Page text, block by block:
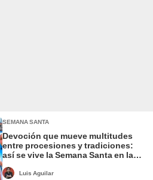
SEMANA SANTA
Devoción que mueve multitudes
entre procesiones y tradiciones:
así se vive la Semana Santa en las
Luis Aguilar